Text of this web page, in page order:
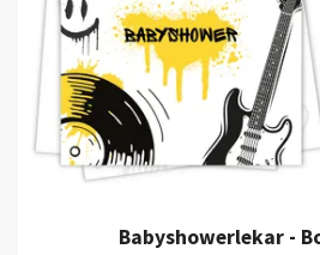
Babyshowerlekar -